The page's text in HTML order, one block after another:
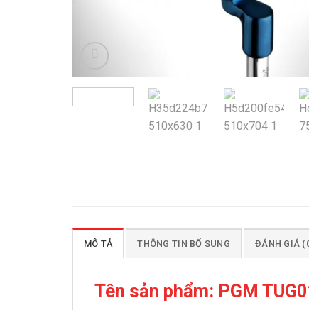
MÔ TẢ THÔNG TIN BỔ SUNG ĐÁNH GIÁ
Tên sản phẩm: PGM